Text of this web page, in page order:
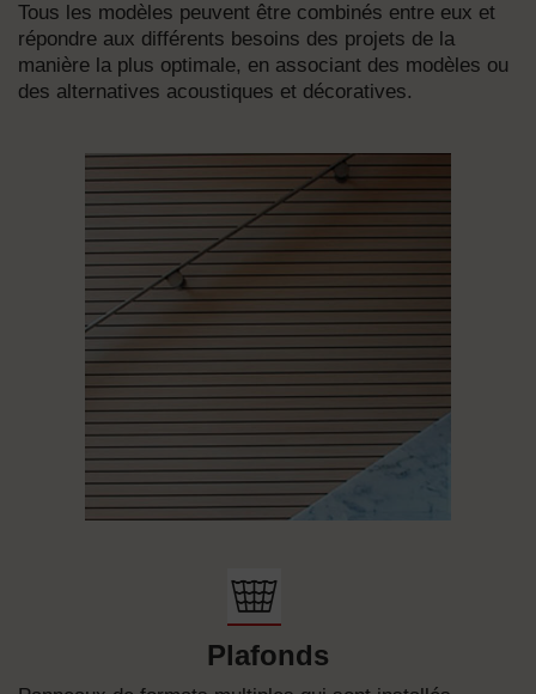
Tous les modèles peuvent être combinés entre eux et
répondre aux différents besoins des projets de la
manière la plus optimale, en associant des modèles ou
des alternatives acoustiques et décoratives.
Plafonds